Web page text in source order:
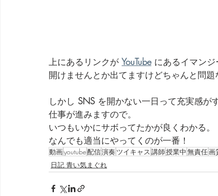
上にあるリンクが YouTube にあるイマンジ
開けませんとか出てますけどちゃんと問
しかし SNS を開かない一日って充実感が
仕事が進みますので。
いつもいかにサボってたかが良くわかる。
なんでも適当にやってくのが一番！
動画youtube配信演奏 ツイキャス 講師授業中 無責任画
日記 青い気まぐれ